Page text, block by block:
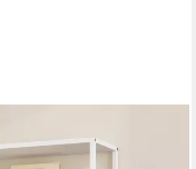
mit Bögen, 1-